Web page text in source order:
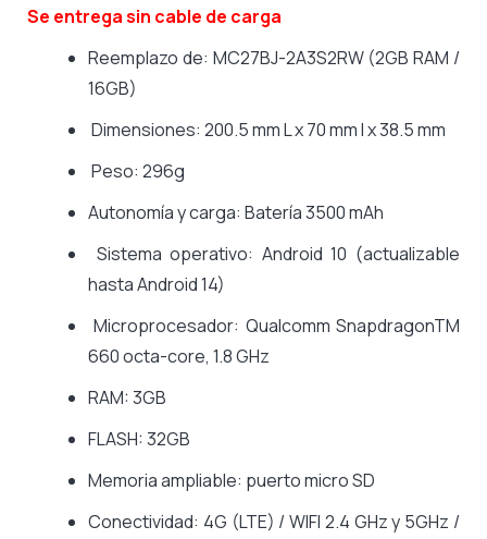
Se entrega sin cable de carga
Reemplazo de: MC27BJ-2A3S2RW (2GB RAM /
16GB)
Dimensiones: 200.5 mm L x 70 mm l x 38.5 mm
Peso: 296g
Autonomía y carga: Batería 3500 mAh
Sistema operativo: Android 10 (actualizable
hasta Android 14)
Microprocesador: Qualcomm SnapdragonTM
660 octa-core, 1.8 GHz
RAM: 3GB
FLASH: 32GB
Memoria ampliable: puerto micro SD
Conectividad: 4G (LTE) / WIFI 2.4 GHz y 5GHz /